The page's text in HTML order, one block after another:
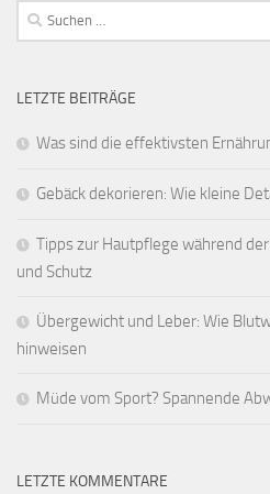
Suchen
nach:
LETZTE BEITRÄGE
Was sind die effektivsten
Gebäck dekorieren: Wie kleine
Tipps zur Hautpflege während
und Schutz
Übergewicht und Leber: Wie
hinweisen
Müde vom Sport? Spannende
LETZTE KOMMENTARE